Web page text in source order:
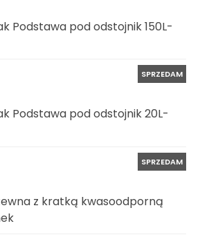
Podstawa pod odstojnik 150L-
SPRZEDAM
Podstawa pod odstojnik 20L-
SPRZEDAM
z kratką kwasoodporną